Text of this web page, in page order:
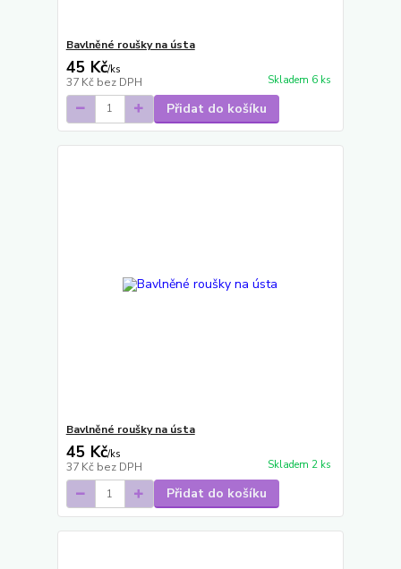
Bavlněné roušky na ústa
45 Kč/ks
37 Kč bez DPH Skladem 6 ks
Přidat do košíku
Bavlněné roušky na ústa
45 Kč/ks
37 Kč bez DPH Skladem 2 ks
Přidat do košíku